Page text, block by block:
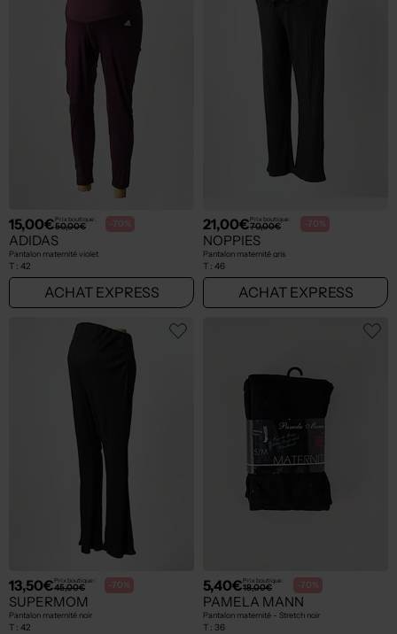
15,00€Prix boutique :
50,00€ -70%
ADIDAS
Pantalon maternité violet
T : 42
ACHAT EXPRESS
21,00€Prix boutique :
70,00€ -70%
NOPPIES
Pantalon maternité gris
T : 46
ACHAT EXPRESS
13,50€Prix boutique :
45,00€ -70%
SUPERMOM
Pantalon maternité noir
T : 42
5,40€Prix boutique :
18,00€ -70%
PAMELA MANN
Pantalon maternité - Stretch noir
T : 36